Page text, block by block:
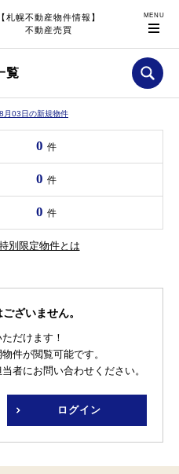
【札幌不動産物件情報】
不動産売買
覧
月03日の新規物件
0 件
0 件
0 件
別限定物件とは
ざいません。
だけます！
件が閲覧可能です。
者にお問い合わせください。
ログイン